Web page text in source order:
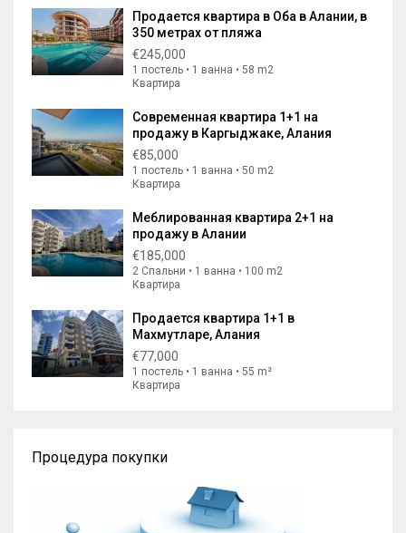
Продается квартира в Оба в Алании, в
350 метрах от пляжа
€245,000
1 постель • 1 ванна • 58 m2
Квартира
Современная квартира 1+1 на
продажу в Каргыджаке, Алания
€85,000
1 постель • 1 ванна • 50 m2
Квартира
Меблированная квартира 2+1 на
продажу в Алании
€185,000
2 Спальни • 1 ванна • 100 m2
Квартира
Продается квартира 1+1 в
Махмутларе, Алания
€77,000
1 постель • 1 ванна • 55 m²
Квартира
Процедура покупки